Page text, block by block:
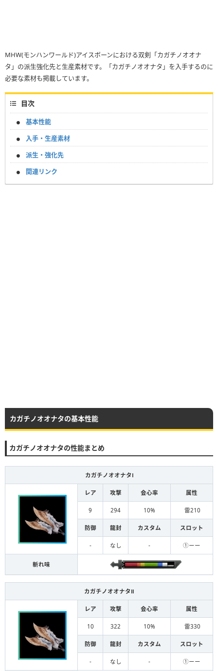
MHW(モンハンワールド)アイスボーンにおける双剣「カガチノオオナ
タ」の派生強化先と生産素材です。「カガチノオオナタ」を入手するのに
必要な素材も掲載しています。
目次
基本性能
入手・生産素材
派生・強化先
関連リンク
カガチノオオナタの基本性能
カガチノオオナタの性能まとめ
カガチノオオナタⅠ
レア 攻撃 会心率 属性
9 294 10% 雷210
防御 龍封 カスタム スロット
- なし - ①ーー
斬れ味
カガチノオオナタⅡ
レア 攻撃 会心率 属性
10 322 10% 雷330
防御 龍封 カスタム スロット
- なし - ①ーー